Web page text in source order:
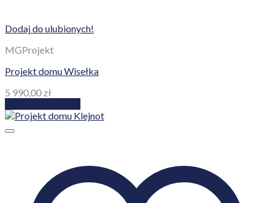
Dodaj do ulubionych!
MGProjekt
Projekt domu Wisełka
5 990,00 zł